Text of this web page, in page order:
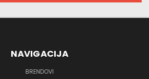
NAVIGACIJA
BRENDOVI